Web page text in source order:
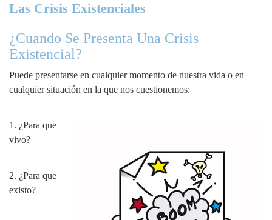
Las Crisis Existenciales
¿Cuando Se Presenta Una Crisis
Existencial?
Puede presentarse en cualquier momento de nuestra vida o en
cualquier situación en la que nos cuestionemos:
1. ¿Para que
vivo?
2. ¿Para que
existo?